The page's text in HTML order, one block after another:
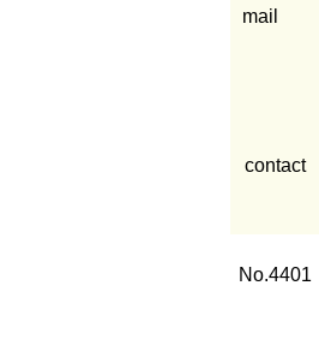
mail
contact
No.4401